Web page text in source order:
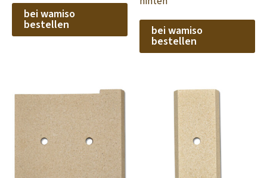
bei wamiso
bestellen bei wamiso
bestellen